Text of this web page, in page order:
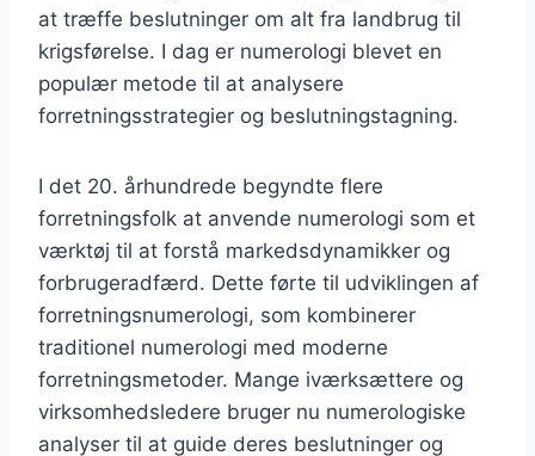
at træffe beslutninger om alt fra landbrug til
krigsførelse. I dag er numerologi blevet en
populær metode til at analysere
forretningsstrategier og beslutningstagning.
I det 20. århundrede begyndte flere
forretningsfolk at anvende numerologi som et
værktøj til at forstå markedsdynamikker og
forbrugeradfærd. Dette førte til udviklingen af
forretningsnumerologi, som kombinerer
traditionel numerologi med moderne
forretningsmetoder. Mange iværksættere og
virksomhedsledere bruger nu numerologiske
analyser til at guide deres beslutninger og